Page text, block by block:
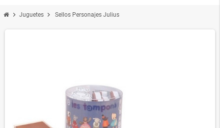
chevron_right Juguetes chevron_right Sellos Personajes Julius